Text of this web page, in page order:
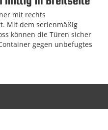
mit rechts
Mit dem serienmäßig
können die Türen sicher
gegen unbefugtes